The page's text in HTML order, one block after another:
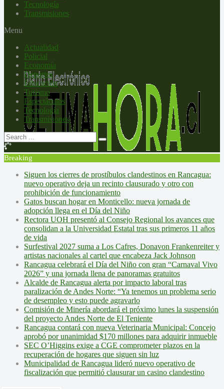
Tecnología
Transmisiones
Menu
Actualidad
Policial
Economía
Deportes
Educación
Turismo
Espectáculos
Tecnología
Transmisiones
Breaking
Siguen los cierres de prostíbulos clandestinos en Rancagua:
nuevo operativo deja un recinto clausurado y otro con
prohibición de funcionamiento
Gatos buscan hogar en Monticello: nueva jornada de
adopción llega en el Día del Niño
Rectora UOH presentó al Consejo Regional los avances que
consolidan a la Universidad Estatal tras sus primeros 11 años
de vida
Surfestival 2027 suma a Los Cafres, Donavon Frankenreiter y
artistas nacionales al cartel que encabeza Jack Johnson
Rancagua celebrará el Día del Niño con gran “Carnaval Vivo
2026” y una jornada llena de panoramas gratuitos
Alcalde de Rancagua alerta por impacto laboral tras
paralización de Andes Norte: “Ya tenemos un problema serio
de desempleo y esto puede agravarlo
Comisión de Minería abordará el próximo lunes la suspensión
del proyecto Andes Norte de El Teniente
Rancagua contará con nueva Veterinaria Municipal: Concejo
aprobó por unanimidad $170 millones para adquirir inmueble
SEC O’Higgins exige a CGE comprometer plazos en la
recuperación de hogares que siguen sin luz
Municipalidad de Rancagua lideró nuevo operativo de
fiscalización que permitió clausurar un casino clandestino